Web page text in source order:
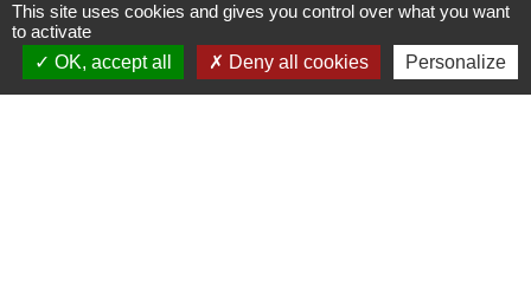
This site uses cookies and gives you control over what you want
to activate
OK, accept all
Deny all cookies Personalize